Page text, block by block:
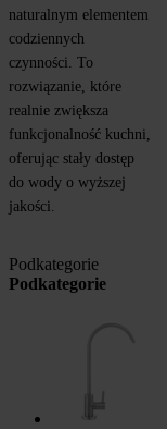
naturalnym elementem
codziennych
czynności. To
rozwiązanie, które
realnie zwiększa
funkcjonalność kuchni,
oferując stały dostęp
do wody o wyższej
jakości.
Podkategorie
Podkategorie